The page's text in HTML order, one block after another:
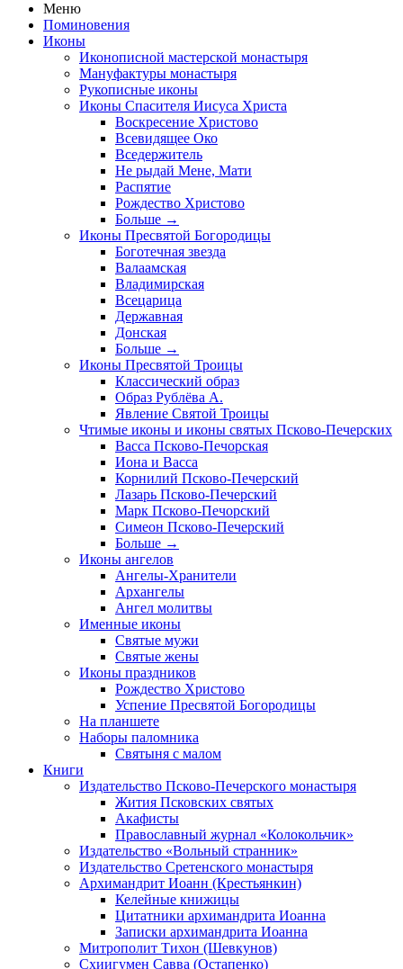
Меню
Поминовения
Иконы
Иконописной мастерской монастыря
Мануфактуры монастыря
Рукописные иконы
Иконы Спасителя Иисуса Христа
Воскресение Христово
Всевидящее Око
Вседержитель
Не рыдай Мене, Мати
Распятие
Рождество Христово
Больше →
Иконы Пресвятой Богородицы
Боготечная звезда
Валаамская
Владимирская
Всецарица
Державная
Донская
Больше →
Иконы Пресвятой Троицы
Классический образ
Образ Рублёва А.
Явление Святой Троицы
Чтимые иконы и иконы святых Псково-Печерских
Васса Псково-Печорская
Иона и Васса
Корнилий Псково-Печерский
Лазарь Псково-Печерский
Марк Псково-Печорский
Симеон Псково-Печерский
Больше →
Иконы ангелов
Ангелы-Хранители
Архангелы
Ангел молитвы
Именные иконы
Святые мужи
Святые жены
Иконы праздников
Рождество Христово
Успение Пресвятой Богородицы
На планшете
Наборы паломника
Святыня с малом
Книги
Издательство Псково-Печерского монастыря
Жития Псковских святых
Акафисты
Православный журнал «Колокольчик»
Издательство «Вольный странник»
Издательство Сретенского монастыря
Архимандрит Иоанн (Крестьянкин)
Келейные книжицы
Цитатники архимандрита Иоанна
Записки архимандрита Иоанна
Митрополит Тихон (Шевкунов)
Схиигумен Савва (Остапенко)